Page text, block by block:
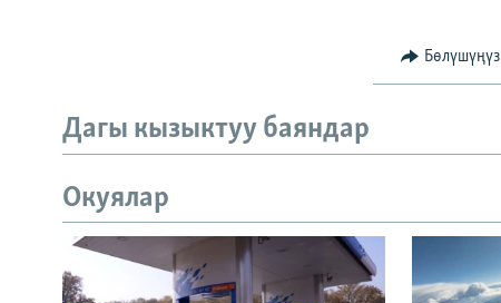
Бөлүшүңүз
Дагы кызыктуу баяндар
Окуялар